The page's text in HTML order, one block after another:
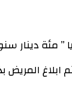
مئة دينار
ابلاغ